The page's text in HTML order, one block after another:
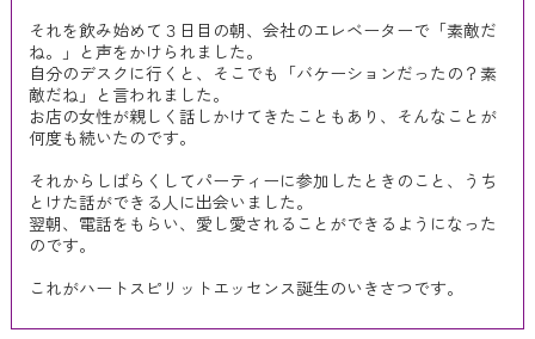
それを飲み始めて３日目の朝、会社のエレベーターで「素敵だ
ね。」と声をかけられました。
自分のデスクに行くと、そこでも「バケーションだったの？素
敵だね」と言われました。
お店の女性が親しく話しかけてきたこともあり、そんなことが
何度も続いたのです。
それからしばらくしてパーティーに参加したときのこと、うち
とけた話ができる人に出会いました。
翌朝、電話をもらい、愛し愛されることができるようになった
のです。
これがハートスピリットエッセンス誕生のいきさつです。